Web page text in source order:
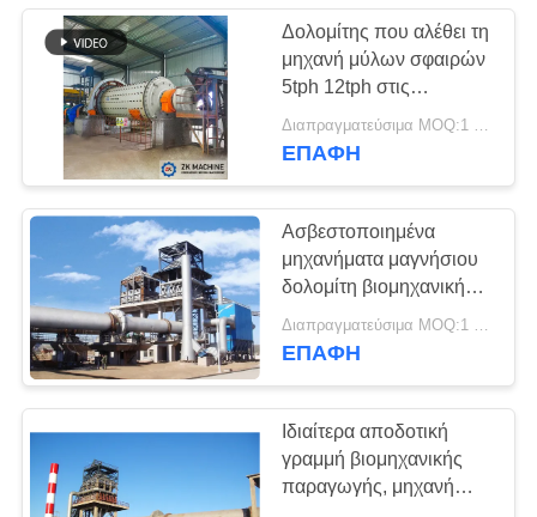
Δολομίτης που αλέθει τη
μηχανή μύλων σφαιρών
5tph 12tph στις
εγκαταστάσεις
ασβεστόλιθων
ΕΠΑΦΉ
Ασβεστοποιημένα
μηχανήματα μαγνήσιου
δολομίτη βιομηχανικής
παραγωγής υψηλής
αποδοτικότητας γραμμή
Διαπραγματεύσιμα MOQ:1 ομάδα
ΕΠΑΦΉ
Ιδιαίτερα αποδοτική
γραμμή βιομηχανικής
παραγωγής, μηχανή